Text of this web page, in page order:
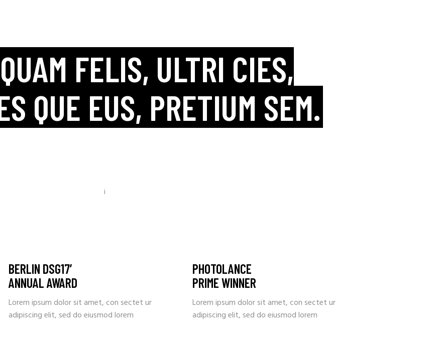
FELIS, ULTRI CIES,
QUE EUS, PRETIUM SEM.
BERLIN DSG17’
ANNUAL AWARD
Lorem ipsum dolor sit amet, con sectet ur
adipiscing elit, sed do eiusmod lorem
PHOTOLANCE
PRIME WINNER
Lorem ipsum dolor sit amet, con sectet ur
adipiscing elit, sed do eiusmod lorem